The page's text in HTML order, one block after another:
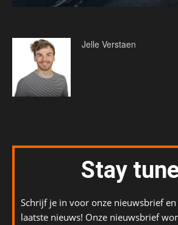
Jelle Verstaen
Stay
Schrijf je in voor onze nieuwsbrief
laatste nieuws! Onze nieuwsbrief